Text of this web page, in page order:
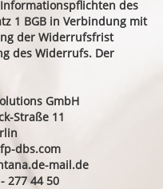
des
1 BGB in Verbindung mit
der Widerrufsfrist
des Widerrufs. Der
GmbH
Straße 11
dbs.com
mail.de
277 44 50